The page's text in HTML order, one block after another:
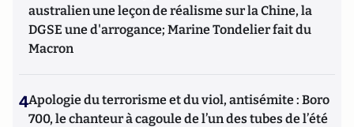
australien une leçon de réalisme sur la Chine, la
DGSE une d'arrogance; Marine Tondelier fait du
Macron
4Apologie du terrorisme et du viol, antisémite : Boro
700, le chanteur à cagoule de l’un des tubes de l’été